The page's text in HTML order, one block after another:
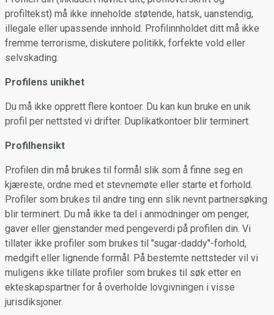
profiltekst) må ikke inneholde støtende, hatsk, uanstendig,
illegale eller upassende innhold. Profilinnholdet ditt må ikke
fremme terrorisme, diskutere politikk, forfekte vold eller
selvskading.
Profilens unikhet
Du må ikke opprett flere kontoer. Du kan kun bruke en unik
profil per nettsted vi drifter. Duplikatkontoer blir terminert.
Profilhensikt
Profilen din må brukes til formål slik som å finne seg en
kjæreste, ordne med et stevnemøte eller starte et forhold.
Profiler som brukes til andre ting enn slik nevnt partnersøking
blir terminert. Du må ikke ta del i anmodninger om penger,
gaver eller gjenstander med pengeverdi på profilen din. Vi
tillater ikke profiler som brukes til "sugar-daddy"-forhold,
medgift eller lignende formål. På bestemte nettsteder vil vi
muligens ikke tillate profiler som brukes til søk etter en
ekteskapspartner for å overholde lovgivningen i visse
jurisdiksjoner.